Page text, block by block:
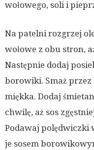
wołowego, soli i
Na patelni rozgrzej
wołowe z obu stron,
Następnie dodaj
borowiki. Smaż
miękka. Dodaj
chwilę, aż sos
Podawaj polędwiczki
je sosem